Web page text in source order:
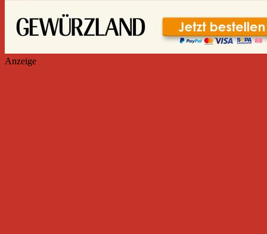
Anzeige